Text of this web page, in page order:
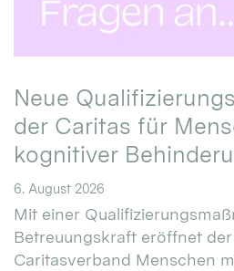
Neue
der Caritas für
kognitiver
6. August 2026
Mit einer
Betreuungskraft eröffnet
Caritasverband Menschen